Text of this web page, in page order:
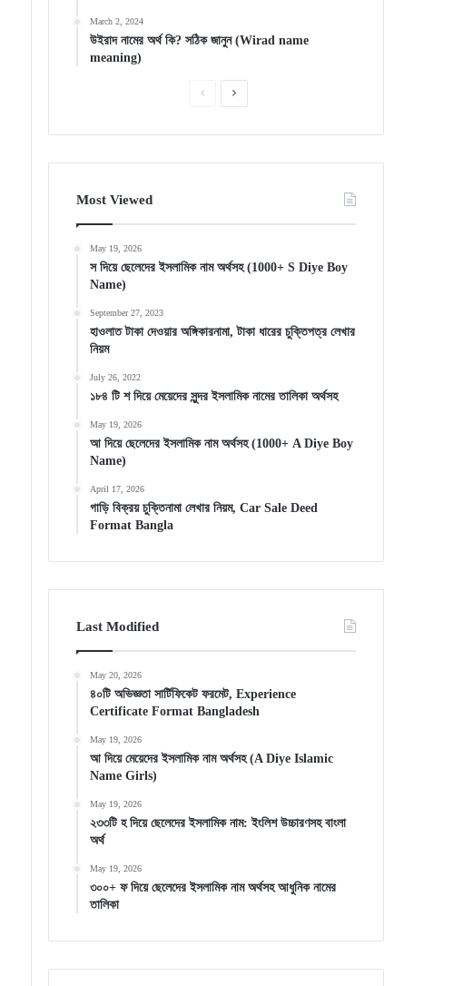
March 2, 2024
উইরাদ নামের অর্থ কি? সঠিক জানুন (Wirad name
meaning)
PreviousNext
Most Viewed
May 19, 2026
স দিয়ে ছেলেদের ইসলামিক নাম অর্থসহ (1000+ S Diye Boy
Name)
September 27, 2023
হাওলাত টাকা দেওয়ার অঙ্গিকারনামা, টাকা ধারের চুক্তিপত্র লেখার
নিয়ম
July 26, 2022
১৮৪ টি শ দিয়ে মেয়েদের সুন্দর ইসলামিক নামের তালিকা অর্থসহ
May 19, 2026
আ দিয়ে ছেলেদের ইসলামিক নাম অর্থসহ (1000+ A Diye Boy
Name)
April 17, 2026
গাড়ি বিক্রয় চুক্তিনামা লেখার নিয়ম, Car Sale Deed
Format Bangla
Last Modified
May 20, 2026
৪০টি অভিজ্ঞতা সার্টিফিকেট ফরমেট, Experience
Certificate Format Bangladesh
May 19, 2026
আ দিয়ে মেয়েদের ইসলামিক নাম অর্থসহ (A Diye Islamic
Name Girls)
May 19, 2026
২৩৩টি হ দিয়ে ছেলেদের ইসলামিক নাম: ইংলিশ উচ্চারণসহ বাংলা
অর্থ
May 19, 2026
৩০০+ ফ দিয়ে ছেলেদের ইসলামিক নাম অর্থসহ আধুনিক নামের
তালিকা